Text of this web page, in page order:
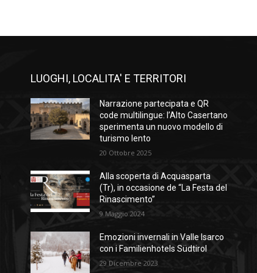
LUOGHI, LOCALITA' E TERRITORI
Narrazione partecipata e QR
code multilingue: l’Alto Casertano
sperimenta un nuovo modello di
turismo lento
20 Ottobre 2025
Alla scoperta di Acquasparta
(Tr), in occasione de “La Festa del
Rinascimento”
9 Maggio 2024
Emozioni invernali in Valle Isarco
con i Familienhotels Südtirol
29 Dicembre 2023